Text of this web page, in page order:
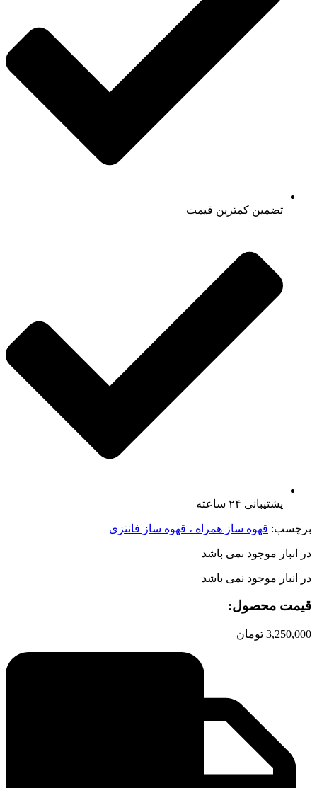
تضمین کمترین قیمت
پشتیبانی ۲۴ ساعته
برچسب: قهوه ساز همراه ، قهوه ساز فانتزی
در انبار موجود نمی باشد
در انبار موجود نمی باشد
قیمت محصول:​
3,250,000 تومان